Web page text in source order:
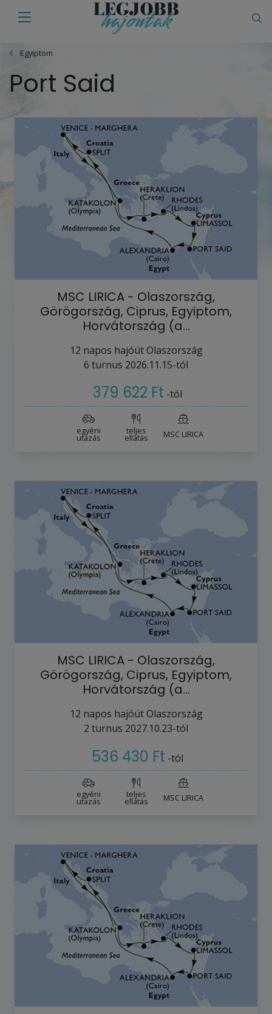
Egyiptom
Port Said
MSC LIRICA - Olaszország,
Görögország, Ciprus, Egyiptom,
Horvátország (a…
12 napos hajóútOlaszország
6 turnus 2026.11.15-tól
379 622 Ft -tól
egyéni
utazás
teljes
ellátás MSC LIRICA
MSC LIRICA - Olaszország,
Görögország, Ciprus, Egyiptom,
Horvátország (a…
12 napos hajóútOlaszország
2 turnus 2027.10.23-tól
536 430 Ft -tól
egyéni
utazás
teljes
ellátás MSC LIRICA